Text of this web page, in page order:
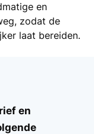
en
zodat de
laat bereiden.
en